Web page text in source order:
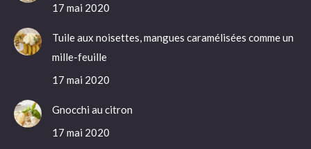
17 mai 2020
Tuile aux noisettes, mangues caramélisées comme un
mille-feuille
17 mai 2020
Gnocchi au citron
17 mai 2020